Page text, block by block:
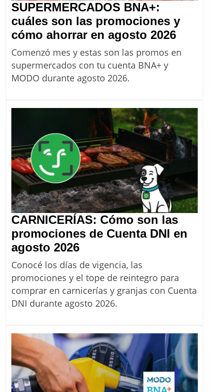
SUPERMERCADOS BNA+:
cuáles son las promociones y
cómo ahorrar en agosto 2026
BNA+:
y
cómo
ahorrar
en
2026
Comenzó mes y estas son las promos en
supermercados con tu cuenta BNA+ y
MODO durante agosto 2026.
CARNICERÍAS: Cómo son las
promociones de Cuenta DNI en
agosto 2026CARNICERÍAS:
Cómo
son
las
promociones
DNI
en
agosto
2026
Conocé los días de vigencia, las
promociones y el tope de reintegro para
comprar en carnicerías y granjas con Cuenta
DNI durante agosto 2026.